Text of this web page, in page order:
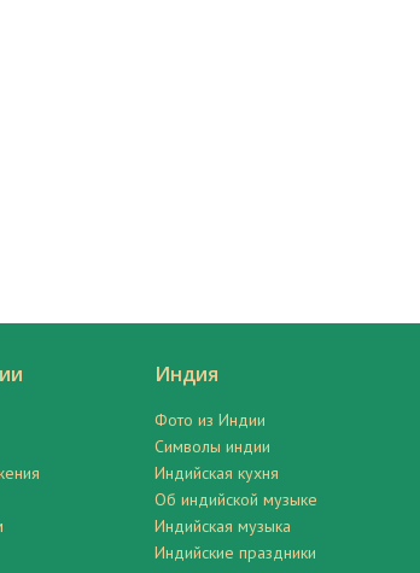
Индия
Фото из Индии
Символы индии
Индийская кухня
Об индийской музыке
Индийская музыка
Индийские праздники